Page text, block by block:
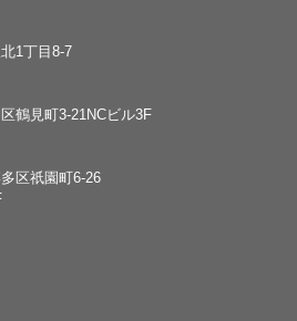
1丁目8-7
鶴見町3-21NCビル3F
区祇園町6-26